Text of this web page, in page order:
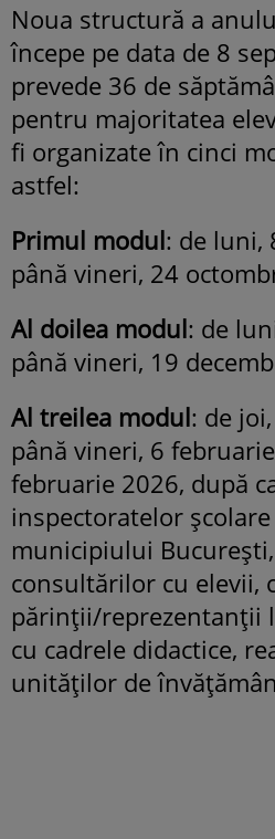
Noua structură a
începe pe data de 8
prevede 36 de
pentru majoritatea
fi organizate în cinci
astfel:
Primul modul: de luni,
până vineri, 24
Al doilea modul: de
până vineri, 19
Al treilea modul: de
până vineri, 6
februarie 2026, după
inspectoratelor
municipiului
consultărilor cu elevii,
părinţii/reprezentanţii
cu cadrele didactice,
unităţilor de